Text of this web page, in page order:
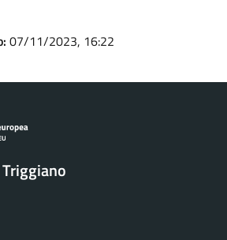
07/11/2023, 16:22